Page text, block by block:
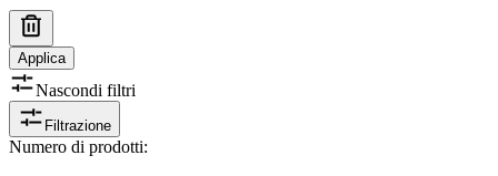
Applica
Nascondi filtri
Filtrazione
Numero di prodotti: